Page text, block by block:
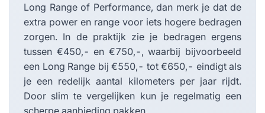
Long Range of Performance, dan merk je dat de
extra power en range voor iets hogere bedragen
zorgen. In de praktijk zie je bedragen ergens
tussen €450,- en €750,-, waarbij bijvoorbeeld
een Long Range bij €550,- tot €650,- eindigt als
je een redelijk aantal kilometers per jaar rijdt.
Door slim te vergelijken kun je regelmatig een
scherpe aanbieding pakken.